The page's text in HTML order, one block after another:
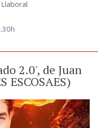
2.0', de Juan
ESCOSAES)